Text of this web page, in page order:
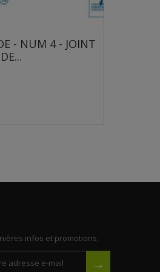
FILTRE SIDE - NUM 5 -
infos et promotions.
→